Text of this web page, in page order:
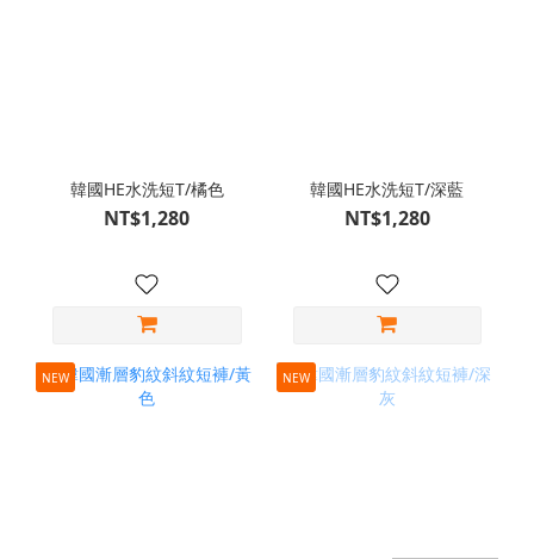
韓國HE水洗短T/橘色
NT$1,280
韓國HE水洗短T/深藍
NT$1,280
NEW NEW